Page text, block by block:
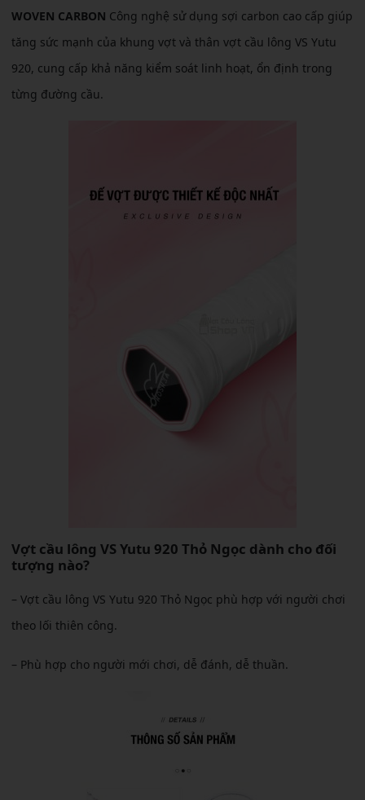
WOVEN CARBON Công nghệ sử dụng sợi carbon cao cấp giúp
tăng sức mạnh của khung vợt và thân vợt cầu lông VS Yutu
920, cung cấp khả năng kiểm soát linh hoạt, ổn định trong
từng đường cầu.
Vợt cầu lông VS Yutu 920 Thỏ Ngọc dành cho đối
tượng nào?
– Vợt cầu lông VS Yutu 920 Thỏ Ngọc phù hợp với người chơi
theo lối thiên công.
– Phù hợp cho người mới chơi, dễ đánh, dễ thuần.